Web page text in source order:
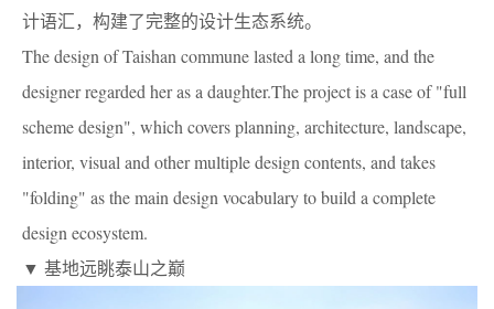
计语汇，构建了完整的设计生态系统。
The design of Taishan commune lasted a long time, and the
designer regarded her as a daughter.The project is a case of "full
scheme design", which covers planning, architecture, landscape,
interior, visual and other multiple design contents, and takes
"folding" as the main design vocabulary to build a complete
design ecosystem.
▼ 基地远眺泰山之巅